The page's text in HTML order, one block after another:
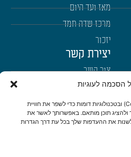
הסכמה לעוגיות
אתר זה משתמש בעוגיות (Cookies) ובטכנולוגיות דומות כדי לשפר את חוויית
תוכן מותאם. באפשרותך לאשר את
לשנות את ההעדפות שלך בכל עת דרך הגדרות
מאז ועד היום
מרכז שדה חמד
יזכור
יצירת קשר
צור קשר
הרשמה לשבו"ש
היה שותף
דרכי הגעה